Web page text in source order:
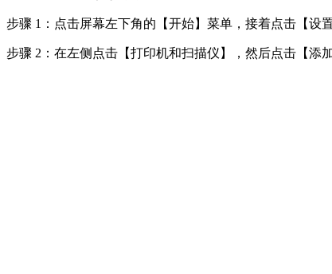
步骤 1：点击屏幕左下角的【开始】菜单，接着点击【设
步骤 2：在左侧点击【打印机和扫描仪】，然后点击【添